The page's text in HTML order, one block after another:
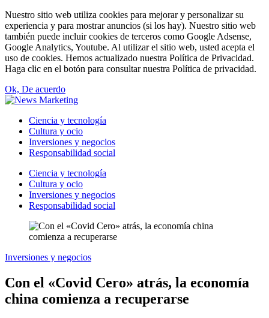
Nuestro sitio web utiliza cookies para mejorar y personalizar su
experiencia y para mostrar anuncios (si los hay). Nuestro sitio web
también puede incluir cookies de terceros como Google Adsense,
Google Analytics, Youtube. Al utilizar el sitio web, usted acepta el
uso de cookies. Hemos actualizado nuestra Política de Privacidad.
Haga clic en el botón para consultar nuestra Política de privacidad.
Ok, De acuerdo
Ciencia y tecnología
Cultura y ocio
Inversiones y negocios
Responsabilidad social
Ciencia y tecnología
Cultura y ocio
Inversiones y negocios
Responsabilidad social
Inversiones y negocios
Con el «Covid Cero» atrás, la economía
china comienza a recuperarse